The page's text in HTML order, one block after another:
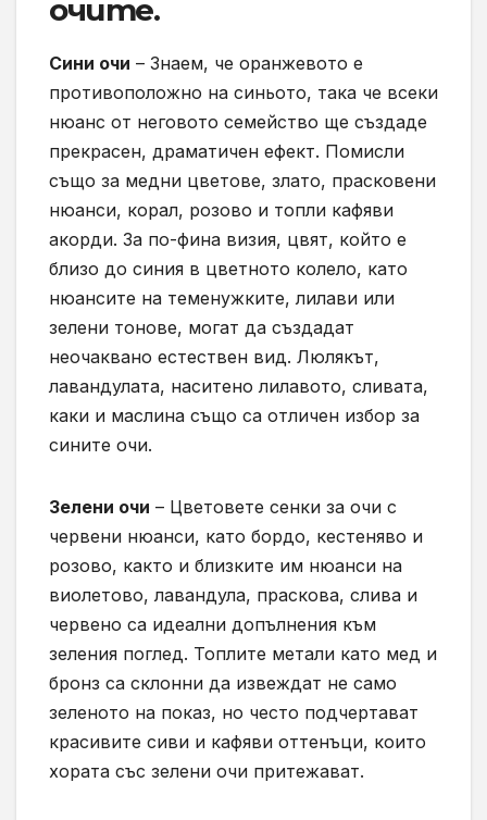
очите.
Сини очи – Знаем, че оранжевото е
противоположно на синьото, така че всеки
нюанс от неговото семейство ще създаде
прекрасен, драматичен ефект. Помисли
също за медни цветове, злато, прасковени
нюанси, корал, розово и топли кафяви
акорди. За по-фина визия, цвят, който е
близо до синия в цветното колело, като
нюансите на теменужките, лилави или
зелени тонове, могат да създадат
неочаквано естествен вид. Люлякът,
лавандулата, наситено лилавото, сливата,
каки и маслина също са отличен избор за
сините очи.
Зелени очи – Цветовете сенки за очи с
червени нюанси, като бордо, кестеняво и
розово, както и близките им нюанси на
виолетово, лавандула, праскова, слива и
червено са идеални допълнения към
зеления поглед. Топлите метали като мед и
бронз са склонни да извеждат не само
зеленото на показ, но често подчертават
красивите сиви и кафяви оттенъци, които
хората със зелени очи притежават.